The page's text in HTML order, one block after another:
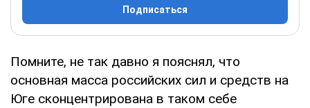
Подписаться
Помните, не так давно я пояснял, что
основная масса российских сил и средств на
Юге сконцентрирована в таком себе